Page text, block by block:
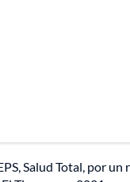
Salud Total, por